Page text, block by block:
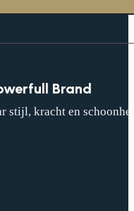
Brand
kracht en